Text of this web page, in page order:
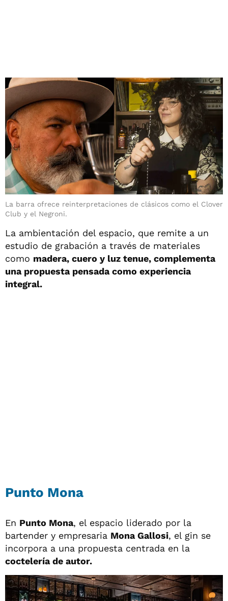
La barra ofrece reinterpretaciones de clásicos como el Clover
Club y el Negroni.
La ambientación del espacio, que remite a un
estudio de grabación a través de materiales
como madera, cuero y luz tenue, complementa
una propuesta pensada como experiencia
integral.
Punto Mona
En Punto Mona, el espacio liderado por la
bartender y empresaria Mona Gallosi, el gin se
incorpora a una propuesta centrada en la
coctelería de autor.